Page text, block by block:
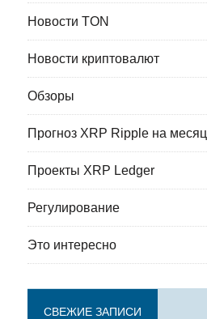
Новости TON
Новости криптовалют
Обзоры
Прогноз XRP Ripple на месяц
Проекты XRP Ledger
Регулирование
Это интересно
СВЕЖИЕ ЗАПИСИ